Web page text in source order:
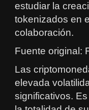
estudiar la
tokenizados en
colaboración.
Fuente original:
Las
elevada
significativos.